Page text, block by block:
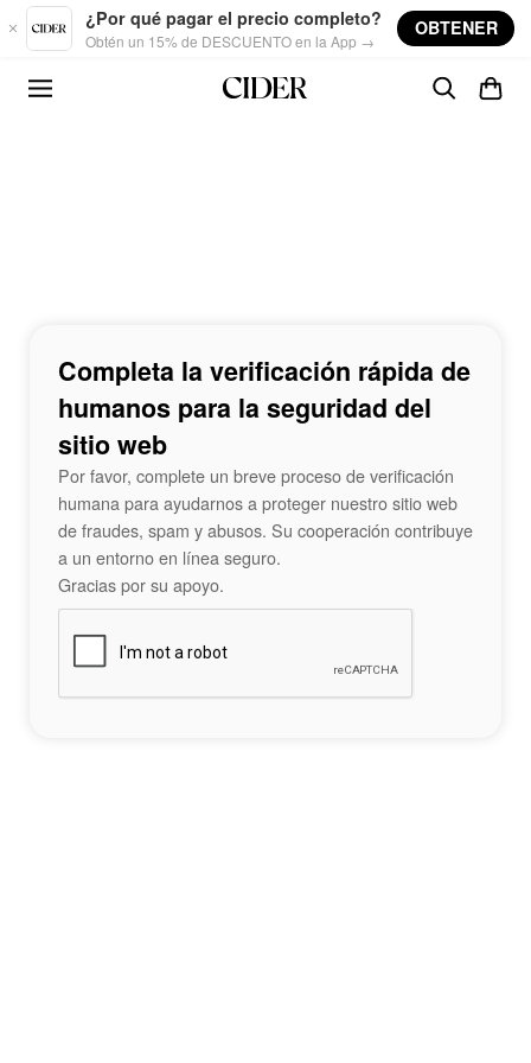
Skip to main content
¿Por qué pagar el precio completo?
Obtén un 15% de DESCUENTO en la App →
OBTENER
Completa la verificación rápida de
humanos para la seguridad del
sitio web
Por favor, complete un breve proceso de verificación
humana para ayudarnos a proteger nuestro sitio web
de fraudes, spam y abusos. Su cooperación contribuye
a un entorno en línea seguro.
Gracias por su apoyo.